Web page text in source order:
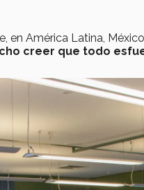
en América Latina,
creer que todo